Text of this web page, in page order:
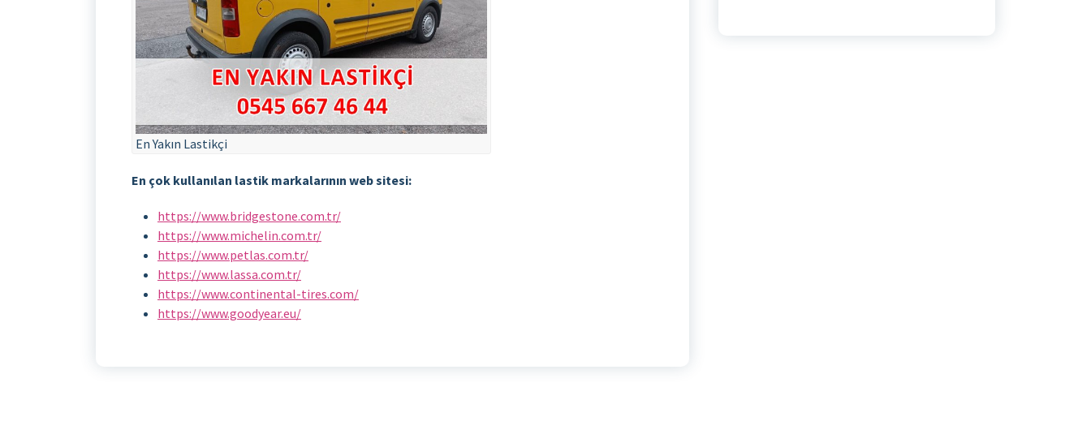
En Yakın Lastikçi
En çok kullanılan lastik markalarının web sitesi:
https://www.bridgestone.com.tr/
https://www.michelin.com.tr/
https://www.petlas.com.tr/
https://www.lassa.com.tr/
https://www.continental-tires.com/
https://www.goodyear.eu/